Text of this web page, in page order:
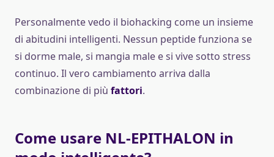
Personalmente vedo il biohacking come un insieme
di abitudini intelligenti. Nessun peptide funziona se
si dorme male, si mangia male e si vive sotto stress
continuo. Il vero cambiamento arriva dalla
combinazione di più fattori.
Come usare NL-EPITHALON in